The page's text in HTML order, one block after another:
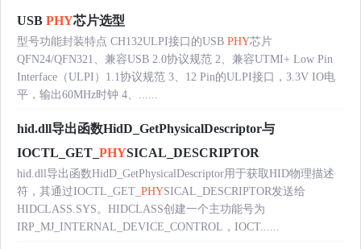
USB PHY芯片选型
型号功能封装特点 CH132ULPI接口的USB PHY芯片
QFN24/QFN321、兼容USB 2.0协议规范 2、兼容UTMI+ Low Pin
Interface（ULPI）1.1协议规范 3、12 Pin的ULPI接口，3.3V IO电
平，输出60MHz时钟 4、......
hid.dll导出函数HidD_GetPhysicalDescriptor与
IOCTL_GET_ PHYSICAL_DESCRIPTOR
hid.dll导出函数HidD_GetPhysicalDescriptor用于获取HID物理描述
符，其通过IOCTL_GET_ PHYSICAL_DESCRIPTOR发送给
HIDCLASS.SYS。HIDCLASS创建一个主功能号为
IRP_MJ_INTERNAL_DEVICE_CONTROL，IOCT......